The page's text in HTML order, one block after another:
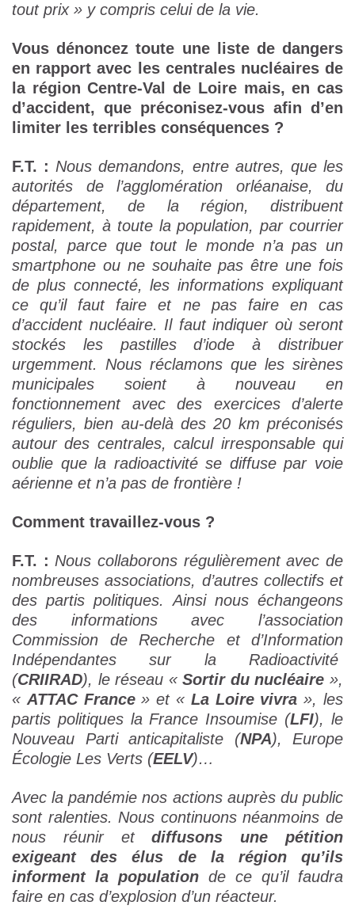
tout prix » y compris celui de la vie.
Vous dénoncez toute une liste de dangers
en rapport avec les centrales nucléaires de
la région Centre-Val de Loire mais, en cas
d’accident, que préconisez-vous afin d’en
limiter les terribles conséquences ?
F.T. : Nous demandons, entre autres, que les
autorités de l’agglomération orléanaise, du
département, de la région, distribuent
rapidement, à toute la population, par courrier
postal, parce que tout le monde n’a pas un
smartphone ou ne souhaite pas être une fois
de plus connecté, les informations expliquant
ce qu’il faut faire et ne pas faire en cas
d’accident nucléaire. Il faut indiquer où seront
stockés les pastilles d’iode à distribuer
urgemment. Nous réclamons que les sirènes
municipales soient à nouveau en
fonctionnement avec des exercices d’alerte
réguliers, bien au-delà des 20 km préconisés
autour des centrales, calcul irresponsable qui
oublie que la radioactivité se diffuse par voie
aérienne et n’a pas de frontière !
Comment travaillez-vous ?
F.T. : Nous collaborons régulièrement avec de
nombreuses associations, d’autres collectifs et
des partis politiques. Ainsi nous échangeons
des informations avec l’association
Commission de Recherche et d’Information
Indépendantes sur la Radioactivité
(CRIIRAD), le réseau «Sortir du nucléaire »,
« ATTAC France» et « La Loire vivra », les
partis politiques la France Insoumise (LFI), le
Nouveau Parti anticapitaliste (NPA), Europe
Écologie Les Verts (EELV)…
Avec la pandémie nos actions auprès du public
sont ralenties. Nous continuons néanmoins de
nous réunir etdiffusons une pétition
exigeant des élus de la région qu’ils
informent la population de ce qu’il faudra
faire en cas d’explosion d’un réacteur.